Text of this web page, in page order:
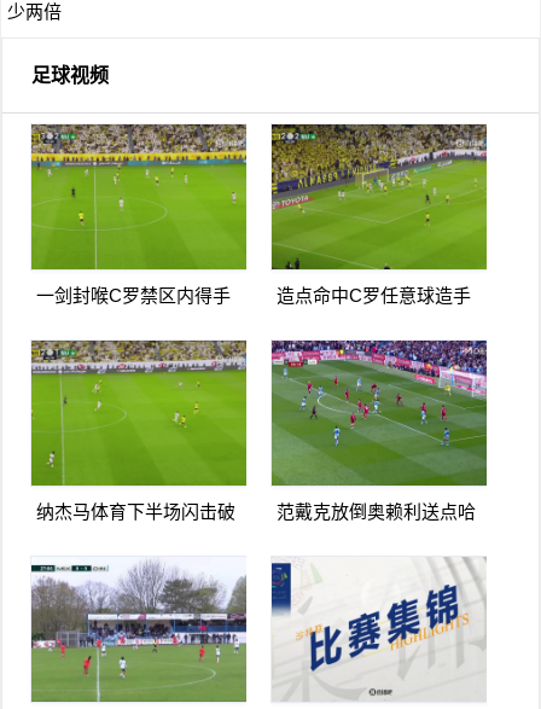
少两倍
足球视频
一剑封喉C罗禁区内得手
967球
造点命中C罗任意球造手
球
纳杰马体育下半场闪击破
得手
范戴克放倒奥赖利送点哈
浦